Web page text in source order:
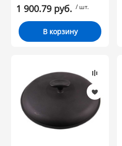
1 900.79 руб. / шт.
В корзину